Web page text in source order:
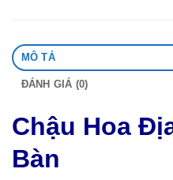
MÔ TẢ
ĐÁNH GIÁ (0)
Chậu Hoa
Bàn